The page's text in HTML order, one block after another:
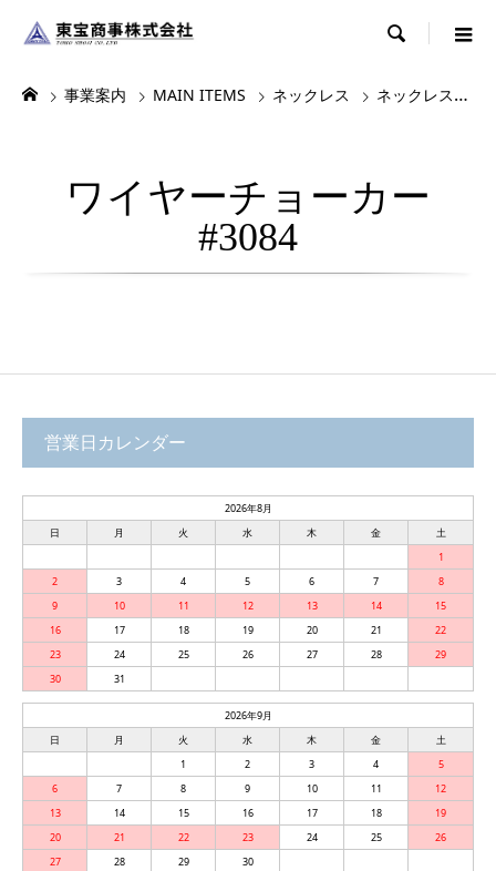

事業案内 MAIN ITEMS ネックレス ネックレス・チョーカー
ワイヤーチョーカー
#3084
営業日カレンダー
2026年8月
日
月 火 水 木 金
土
1
2
3 4 5 6 7
8
9
10 11 12 13 14
15
16
17 18 19 20 21
22
23
24 25 26 27 28
29
30
31
2026年9月
日
月 火 水 木 金
土
1
2 3 4
5
6
7 8 9 10 11
12
13
14 15 16 17 18
19
20
21 22 23 24 25
26
27
28 29 30